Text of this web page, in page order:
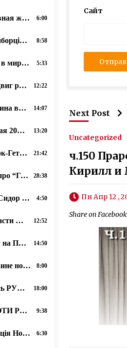
Сайт
Next Post
Uncategorized
ч.150
Кирилл
Пн Апр 12 ,
Share on
Новая православная журналистика, как следствие гонений на Православную Церковь. 02.07.2020 6:00
Обращение до виборців от Правління тов. ім. Кирила та Мефодія, Ужгород. 24.06.20. 8:58
Откуда в 21 веке в мире так много узурпаторов власти؟ 5:33
Подлиннный подвиг русинов 14-15 марта 1939 года, остановивших гос. переворот. 12:22
Польща и Украйина всьо роблять обы їх злочины против мирных русинов не открылися. .. 07.2020 14:07
Праздник Николая 2018 в православном соборҍ г. Ужгород. 13:20
Про Василя Турок-Гетеш – прот. Димитрій Сидор. 24.01.2020 21:42
Прот. Димитрій про “Грамматику живого русинського языка“ Ч,2 од21.11.2019 28:38
Прот. Димитрій Сидор На нашу радость Америка ныні … 4:50
Рада Європы власти Польші довжні самі создати учебникы русинам. 30.01.2020 12:52
Расчлененіє ЧСР на Подкарпатську Русь, Чехію и Словакію. 1939. 14:50
Рождение в Украине новой православной журналистики, 19.06.2020, прот. Димитрий Сидор 8:00
РУСИН запишись РУСИНОМ! ПЕРЕПИС НАСЕЛЕННЯ В УКРАЇНІ 2020 року. 18:00
РУСИНЕ! СОКОТИ РУСИНСЬКУ БЕСІДУ! 21.02.20 9:38
Русинська Традиція Нового Года до Рожденства. прот. Димитрий Сидор . 31.12.2019 6:30